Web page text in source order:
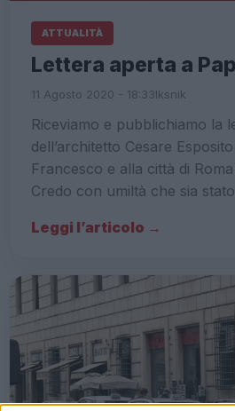
ATTUALITÀ
Lettera aperta a
11 Agosto 2020 - 18:33Iksnik
Riceviamo e pubblichiamo la
dell’architetto Cesare
Francesco e alla città di
Credo con umiltà che sia
Leggi l’articolo →